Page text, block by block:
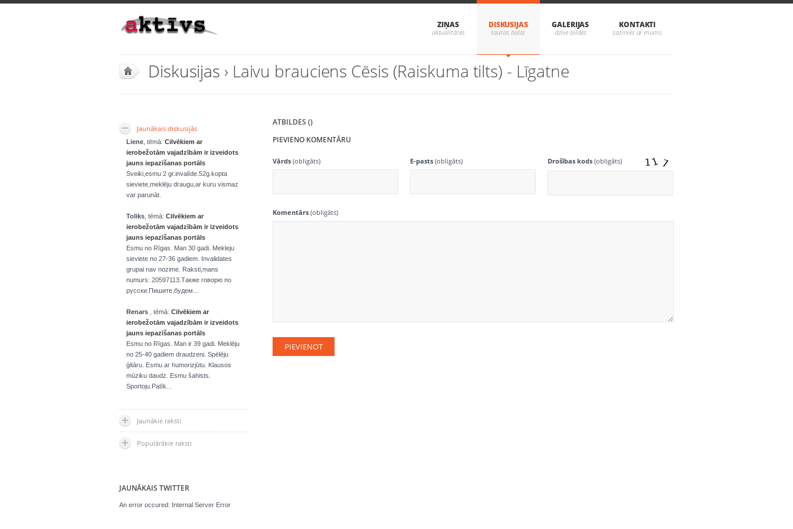
ZIŅAS DISKUSIJAS GALERIJAS KONTAKTI
Diskusijas › Laivu brauciens Cēsis (Raiskuma tilts) - Līgatne
ATBILDES ()
PIEVIENO KOMENTĀRU
Vārds (obligāts) E-pasts (obligāts) Drošības kods (obligāts)
Komentārs (obligāts)
Jaunākais diskusijās
Liene , tēmā: Cilvēkiem ar
ierobežotām vajadzībām ir izveidots
jauns iepazīšanas portāls
Sveiki,esmu 2 gr.invalíde.52g.kopta
sieviete,meklēju draugu,ar kuru vismaz
var parunāt.
Toliks , tēmā: Cilvēkiem ar
ierobežotām vajadzībām ir izveidots
jauns iepazīšanas portāls
Esmu no Rīgas. Man 30 gadi. Mekleju
sieviete no 27-36 gadiem. Invalidates
grupai nav nozime. Raksti,mans
numurs: 20597113.Также говорю по
русски.Пишите,будем...
Renars , tēmā: Cilvēkiem ar
ierobežotām vajadzībām ir izveidots
jauns iepazīšanas portāls
Esmu no Rīgas. Man ir 39 gadi. Meklēju
no 25-40 gadiem draudzeni. Spēlēju
ģitāru. Esmu ar humorizjūtu. Klausos
mūziku daudz. Esmu šahists.
Sportoju.Patīk...
Jaunākie raksti
Populārākie raksti
JAUNĀKAIS TWITTER
An error occured: Internal Server Error